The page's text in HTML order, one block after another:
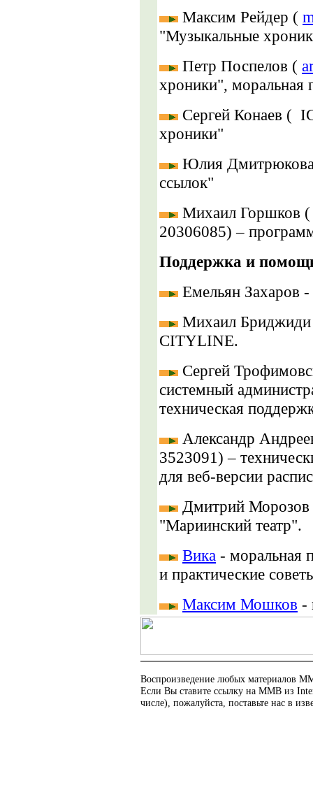
Максим Рейдер (
"Музыкальные
Петр Поспелов (
хроники", моральная
Сергей Конаев (
хроники"
Юлия
ссылок"
Михаил Горшков
20306085) –
Поддержка и
Емельян Захаров
Михаил Бриджиди
CITYLINE.
Сергей
системный
техническая
Александр
3523091) –
для веб-версии
Дмитрий Морозов
"Мариинский театр".
Вика - моральная
и практические
Максим Мошков -
Воспроизведение любых материалов
Если Вы ставите ссылку на ММВ из
числе), пожалуйста, поставьте нас в